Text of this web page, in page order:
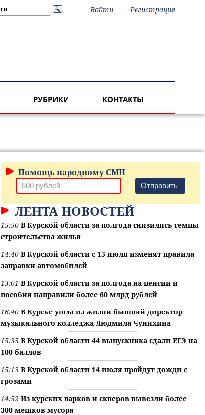
Войти Регистрация
РУБРИКИ КОНТАКТЫ
Помощь народному СМИ
Отправить
ЛЕНТА НОВОСТЕЙ
15:50 В Курской области за полгода снизились темпы
строительства жилья
14:40 В Курской области с 15 июля изменят правила
заправки автомобилей
13:01 В Курской области за полгода на пенсии и
пособия направили более 60 млрд рублей
16:40 В Курске ушла из жизни бывший директор
музыкального колледжа Людмила Чунихина
15:33 В Курской области 44 выпускника сдали ЕГЭ на
100 баллов
15:13 В Курской области 14 июля пройдут дожди с
грозами
14:52 Из курских парков и скверов вывезли более
300 мешков мусора